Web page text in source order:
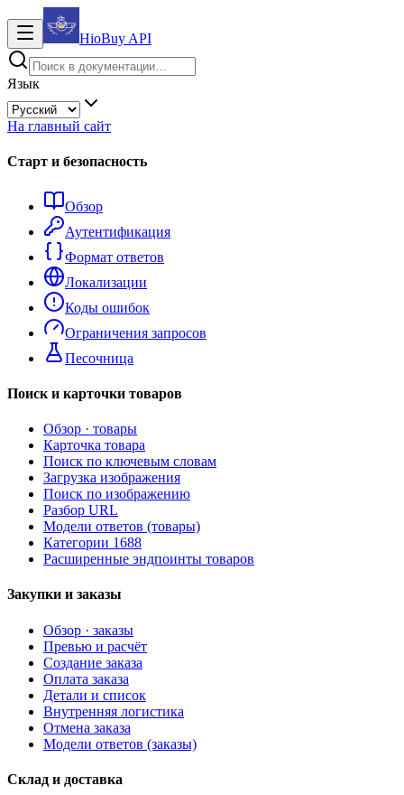
HioBuy API
Язык
На главный сайт
Старт и безопасность
Обзор
Аутентификация
Формат ответов
Локализации
Коды ошибок
Ограничения запросов
Песочница
Поиск и карточки товаров
Обзор · товары
Карточка товара
Поиск по ключевым словам
Загрузка изображения
Поиск по изображению
Разбор URL
Модели ответов (товары)
Категории 1688
Расширенные эндпоинты товаров
Закупки и заказы
Обзор · заказы
Превью и расчёт
Создание заказа
Оплата заказа
Детали и список
Внутренняя логистика
Отмена заказа
Модели ответов (заказы)
Склад и доставка